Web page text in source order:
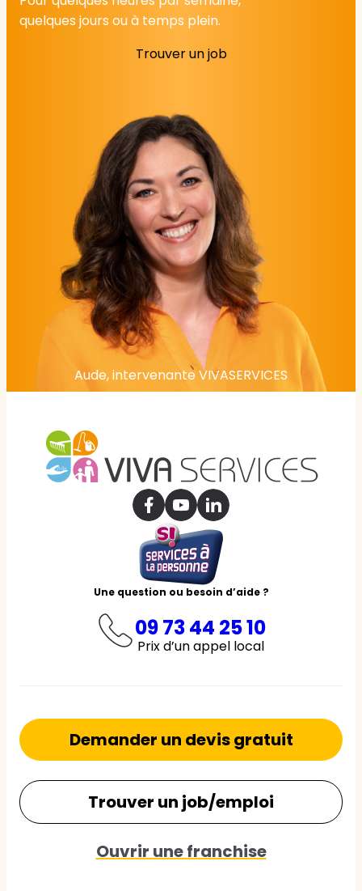
quelques jours ou à temps plein.
Trouver un job
Aude, intervenante VIVASERVICES
Une question ou besoin d’aide ?
09 73 44 25 10
Prix d’un appel local
Demander un devis gratuit
Trouver un job/emploi
Ouvrir une franchise